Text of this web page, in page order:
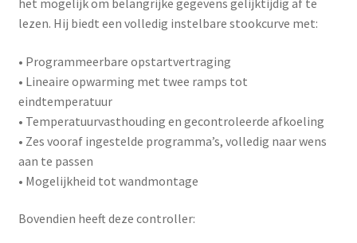
het mogelijk om belangrijke gegevens gelijktijdig af te
lezen. Hij biedt een volledig instelbare stookcurve met:
• Programmeerbare opstartvertraging
• Lineaire opwarming met twee ramps tot
eindtemperatuur
• Temperatuurvasthouding en gecontroleerde afkoeling
• Zes vooraf ingestelde programma’s, volledig naar wens
aan te passen
• Mogelijkheid tot wandmontage
Bovendien heeft deze controller: